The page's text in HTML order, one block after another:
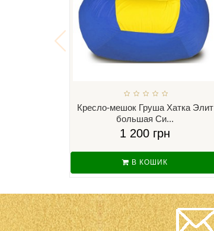
Кресло-мешок Груша Хатка Элит
большая Си...
1 200 грн
В КОШИК